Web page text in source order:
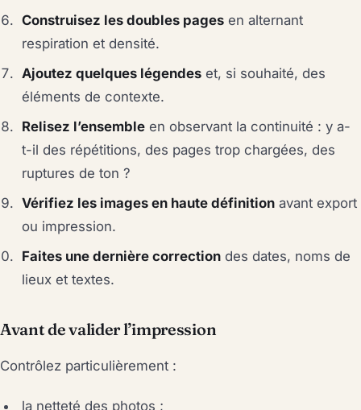
Construisez les doubles pages en alternant
respiration et densité.
Ajoutez quelques légendes et, si souhaité, des
éléments de contexte.
Relisez l’ensemble en observant la continuité : y a-
t-il des répétitions, des pages trop chargées, des
ruptures de ton ?
Vérifiez les images en haute définition avant export
ou impression.
Faites une dernière correction des dates, noms de
lieux et textes.
Avant de valider l’impression
Contrôlez particulièrement :
la netteté des photos ;